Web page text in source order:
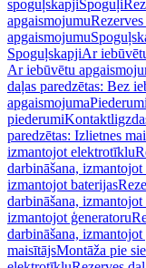
spoguļskapjiSpoguļi
apgaismojumu
apgaismojumu
SpoguļskapjiAr
Ar iebūvētu
daļas paredzētas: Bez
apgaismojumaPiederumi
piederumi
paredzētas: Izlietnes
izmantojot elektrotīklu
darbināšana,
izmantojot baterijas
darbināšana, izmantojot
izmantojot ģeneratoru
darbināšana, izmantojot
maisītājsMontāža pie